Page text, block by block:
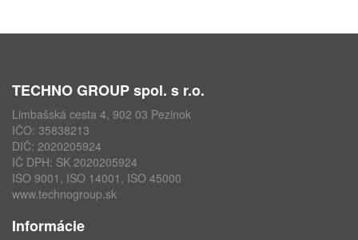
TECHNO GROUP spol. s r.o.
Limbašská cesta 4, 902 03 Pezinok
IČO: 35838213
DIČ: 2020205924
IČ DPH: SK 2020205924
ISO 9001, ISO 14001, ISO 45000
www.technogroup.sk
Informácie